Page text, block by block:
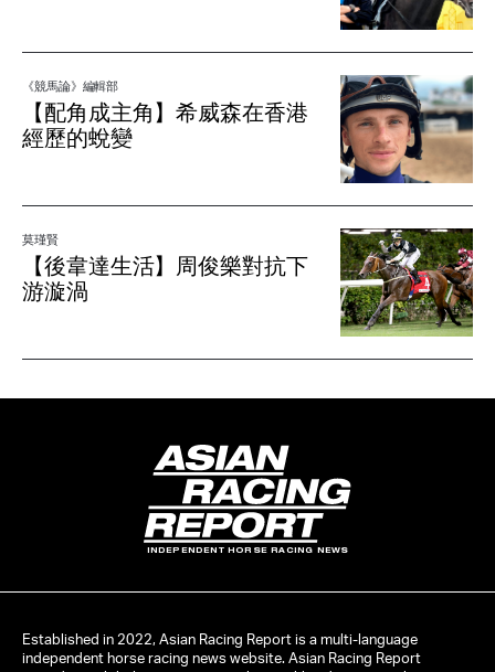
《競馬論》編輯部
【配角成主角】希威森在香港
經歷的蛻變
莫瑾賢
【後韋達生活】周俊樂對抗下
游漩渦
INDEPENDENT HORSE RACING NEWS
Established in 2022, Asian Racing Report is a multi-language
independent horse racing news website. Asian Racing Report